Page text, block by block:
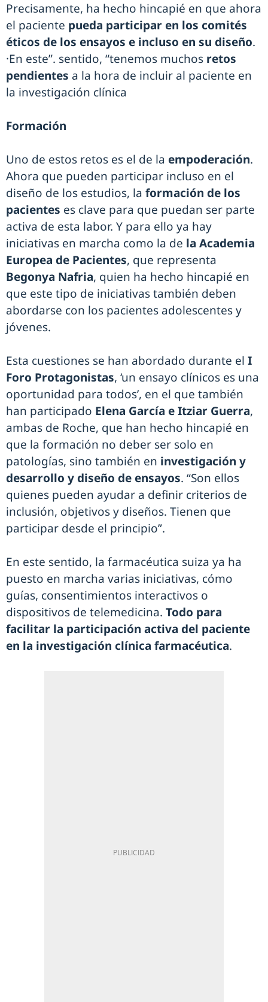
Precisamente, ha hecho hincapié en que ahora
el paciente pueda participar en los comités
éticos de los ensayos e incluso en su diseño.
·En este”. sentido, “tenemos muchos retos
pendientes a la hora de incluir al paciente en
la investigación clínica
Formación
Uno de estos retos es el de la empoderación.
Ahora que pueden participar incluso en el
diseño de los estudios, la formación de los
pacientes es clave para que puedan ser parte
activa de esta labor. Y para ello ya hay
iniciativas en marcha como la de la Academia
Europea de Pacientes, que representa
Begonya Nafria, quien ha hecho hincapié en
que este tipo de iniciativas también deben
abordarse con los pacientes adolescentes y
jóvenes.
Esta cuestiones se han abordado durante el I
Foro Protagonistas, ‘un ensayo clínicos es una
oportunidad para todos’, en el que también
han participado Elena García e Itziar Guerra,
ambas de Roche, que han hecho hincapié en
que la formación no deber ser solo en
patologías, sino también en investigación y
desarrollo y diseño de ensayos. “Son ellos
quienes pueden ayudar a definir criterios de
inclusión, objetivos y diseños. Tienen que
participar desde el principio”.
En este sentido, la farmacéutica suiza ya ha
puesto en marcha varias iniciativas, cómo
guías, consentimientos interactivos o
dispositivos de telemedicina. Todo para
facilitar la participación activa del paciente
en la investigación clínica farmacéutica.